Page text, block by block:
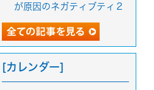
が原因のネガティブティ２
[カレンダー]